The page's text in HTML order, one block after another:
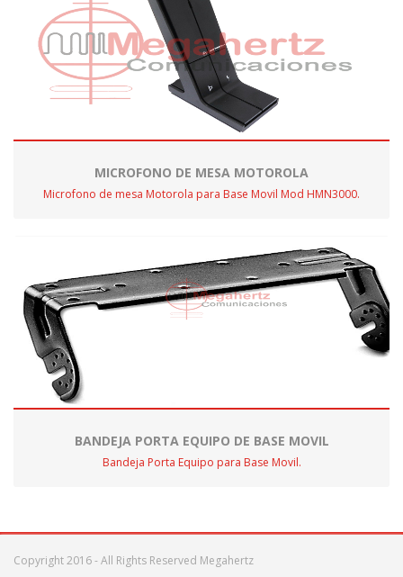
MICROFONO DE MESA MOTOROLA
Microfono de mesa Motorola para Base Movil Mod HMN3000.
BANDEJA PORTA EQUIPO DE BASE MOVIL
Bandeja Porta Equipo para Base Movil.
Copyright 2016 - All Rights Reserved Megahertz